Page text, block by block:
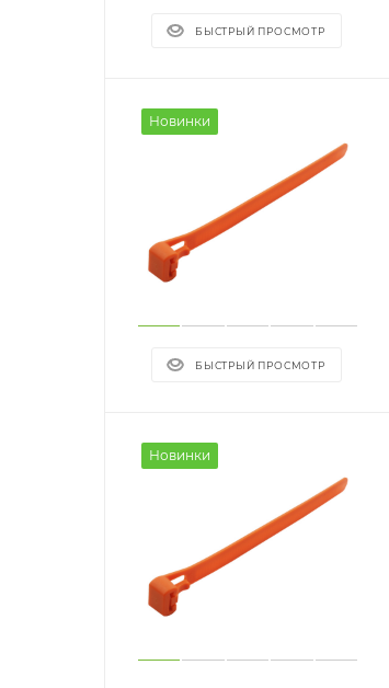
БЫСТРЫЙ ПРОСМОТР
Новинки
БЫСТРЫЙ ПРОСМОТР
Новинки